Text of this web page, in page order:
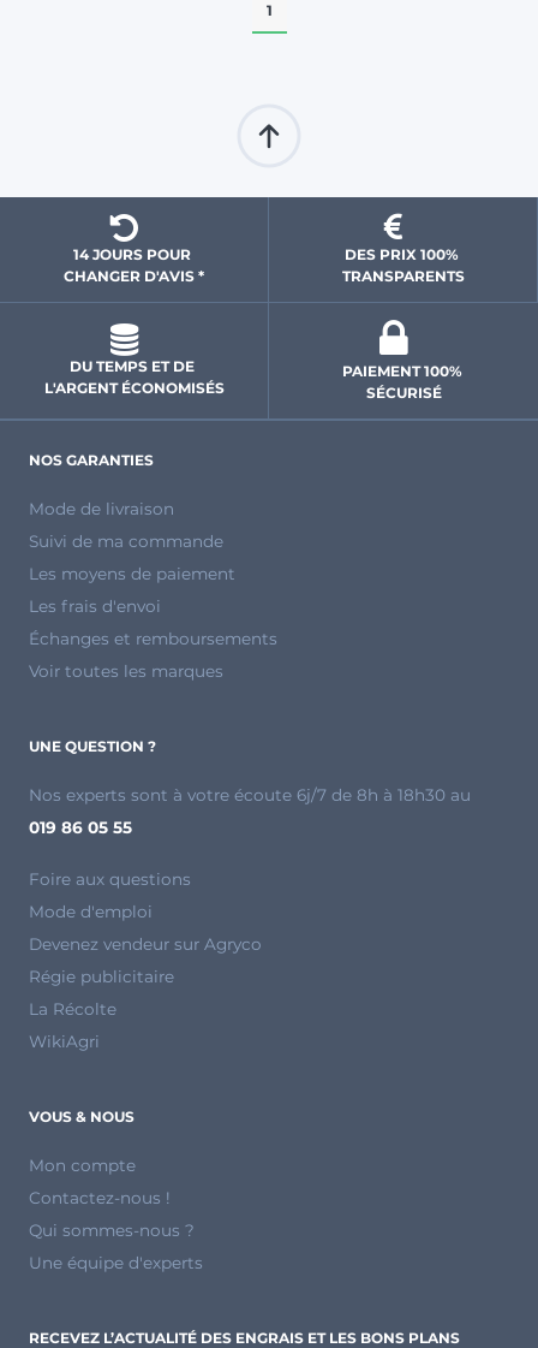
1
14 JOURS POUR
CHANGER D'AVIS *
DES PRIX 100%
TRANSPARENTS
DU TEMPS ET DE
L'ARGENT ÉCONOMISÉS
PAIEMENT 100%
SÉCURISÉ
NOS GARANTIES
Mode de livraison
Suivi de ma commande
Les moyens de paiement
Les frais d'envoi
Échanges et remboursements
Voir toutes les marques
UNE QUESTION ?
Nos experts sont à votre écoute 6j/7 de 8h à 18h30 au
019 86 05 55
Foire aux questions
Mode d'emploi
Devenez vendeur sur Agryco
Régie publicitaire
La Récolte
WikiAgri
VOUS & NOUS
Mon compte
Contactez-nous !
Qui sommes-nous ?
Une équipe d'experts
RECEVEZ L’ACTUALITÉ DES ENGRAIS ET LES BONS PLANS